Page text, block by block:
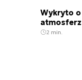
Wykryto
2 min.